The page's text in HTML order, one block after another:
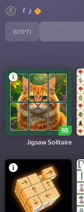
חיפוש
88
Jigsaw Solitaire